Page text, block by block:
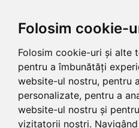
Folosim cookie-
Folosim cookie-uri și alte
pentru a îmbunătăți
website-ul nostru, pentru
personalizate, pentru a
website-ul nostru și
vizitatorii noștri.